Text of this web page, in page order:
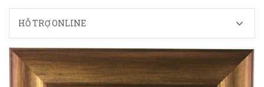
HỖ TRỢ ONLINE